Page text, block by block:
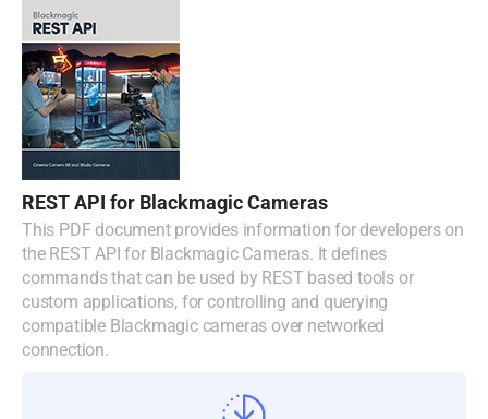
REST API for Blackmagic Cameras
This PDF document provides information for developers on
the REST API for Blackmagic Cameras. It defines
commands that can be used by REST based tools or
custom applications, for controlling and querying
compatible Blackmagic cameras over networked
connection.